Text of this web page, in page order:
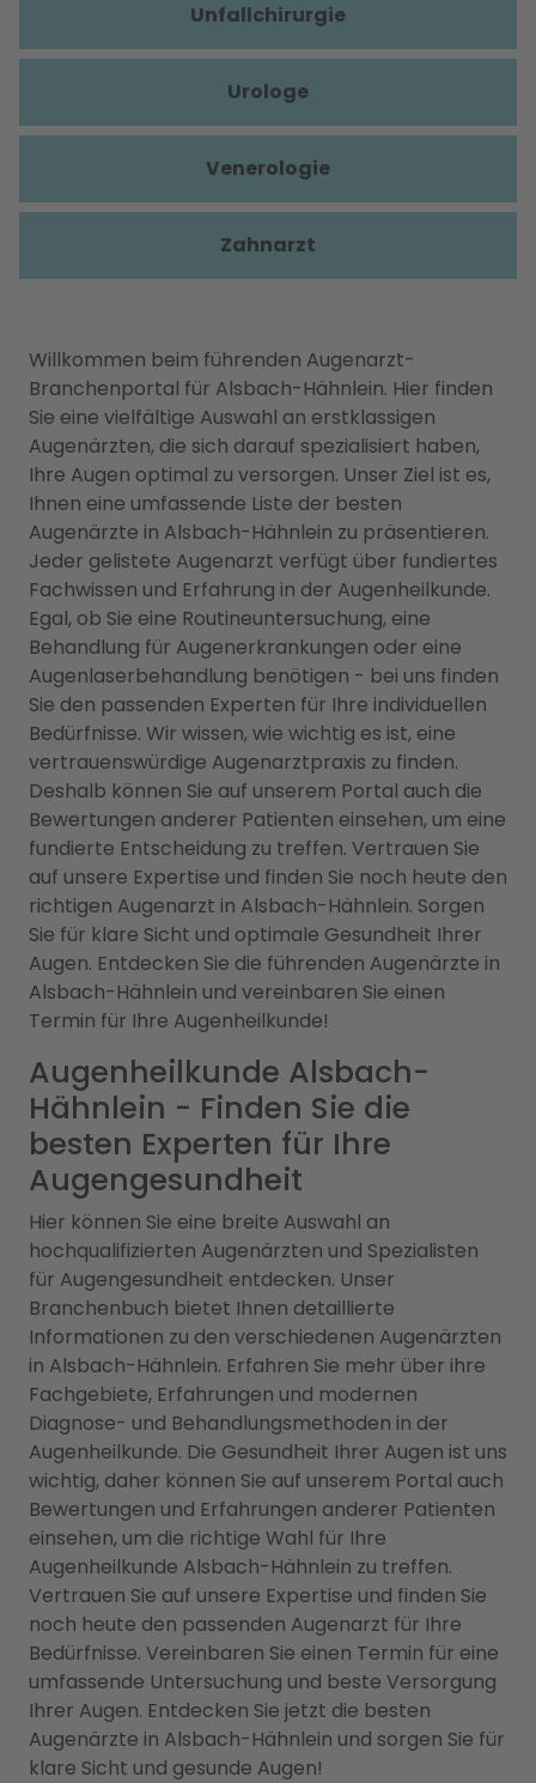
Willkommen beim führenden Augenarzt-
Branchenportal für Alsbach-Hähnlein. Hier finden
Sie eine vielfältige Auswahl an erstklassigen
Augenärzten, die sich darauf spezialisiert haben,
Ihre Augen optimal zu versorgen. Unser Ziel ist es,
Ihnen eine umfassende Liste der besten
Augenärzte in Alsbach-Hähnlein zu präsentieren.
Jeder gelistete Augenarzt verfügt über fundiertes
Fachwissen und Erfahrung in der Augenheilkunde.
Egal, ob Sie eine Routineuntersuchung, eine
Behandlung für Augenerkrankungen oder eine
Augenlaserbehandlung benötigen - bei uns finden
Sie den passenden Experten für Ihre individuellen
Bedürfnisse. Wir wissen, wie wichtig es ist, eine
vertrauenswürdige Augenarztpraxis zu finden.
Deshalb können Sie auf unserem Portal auch die
Bewertungen anderer Patienten einsehen, um eine
fundierte Entscheidung zu treffen. Vertrauen Sie
auf unsere Expertise und finden Sie noch heute den
richtigen Augenarzt in Alsbach-Hähnlein. Sorgen
Sie für klare Sicht und optimale Gesundheit Ihrer
Augen. Entdecken Sie die führenden Augenärzte in
Alsbach-Hähnlein und vereinbaren Sie einen
Termin für Ihre Augenheilkunde!
Augenheilkunde Alsbach-
Hähnlein - Finden Sie die
besten Experten für Ihre
Augengesundheit
Hier können Sie eine breite Auswahl an
hochqualifizierten Augenärzten und Spezialisten
für Augengesundheit entdecken. Unser
Branchenbuch bietet Ihnen detaillierte
Informationen zu den verschiedenen Augenärzten
in Alsbach-Hähnlein. Erfahren Sie mehr über ihre
Fachgebiete, Erfahrungen und modernen
Diagnose- und Behandlungsmethoden in der
Augenheilkunde. Die Gesundheit Ihrer Augen ist uns
wichtig, daher können Sie auf unserem Portal auch
Bewertungen und Erfahrungen anderer Patienten
einsehen, um die richtige Wahl für Ihre
Augenheilkunde Alsbach-Hähnlein zu treffen.
Vertrauen Sie auf unsere Expertise und finden Sie
noch heute den passenden Augenarzt für Ihre
Bedürfnisse. Vereinbaren Sie einen Termin für eine
umfassende Untersuchung und beste Versorgung
Ihrer Augen. Entdecken Sie jetzt die besten
Augenärzte in Alsbach-Hähnlein und sorgen Sie für
klare Sicht und gesunde Augen!
Unfallchirurgie
Urologe
Venerologie
Zahnarzt